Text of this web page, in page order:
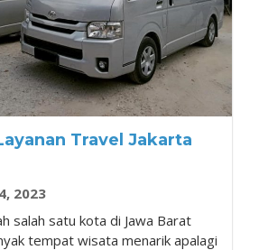
Travel Jakarta
2023
salah satu kota di Jawa Barat
tempat wisata menarik apalagi